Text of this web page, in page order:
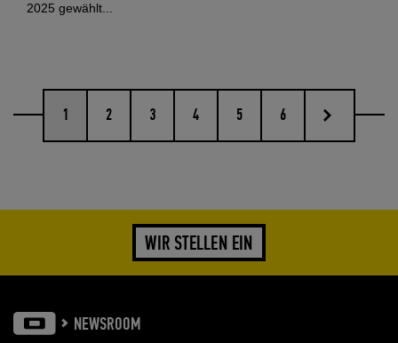
2025 gewählt...
1 2 3 4 5 6 nächste
WIR STELLEN EIN
NEWSROOM